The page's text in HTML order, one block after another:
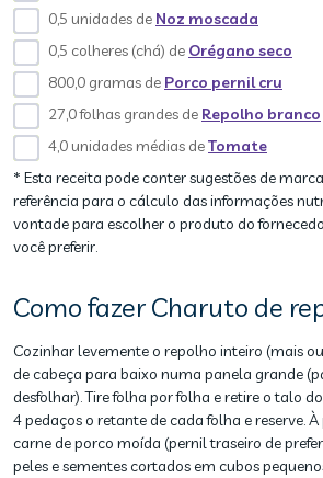
0,5 unidades de Noz moscada
0,5 colheres (chá) de Orégano seco
800,0 gramas de Porco pernil cru
27,0 folhas grandes de Repolho branco
4,0 unidades médias deTomate
* Esta receita pode conter sugestões de
referência para o cálculo das informações
vontade para escolher o produto do
você preferir.
Como fazer Charuto de
Cozinhar levemente o repolho inteiro (mais
de cabeça para baixo numa panela grande
desfolhar). Tire folha por folha e retire o talo
4 pedaços o retante de cada folha e reserve.
carne de porco moída (pernil traseiro de
peles e sementes cortados em cubos